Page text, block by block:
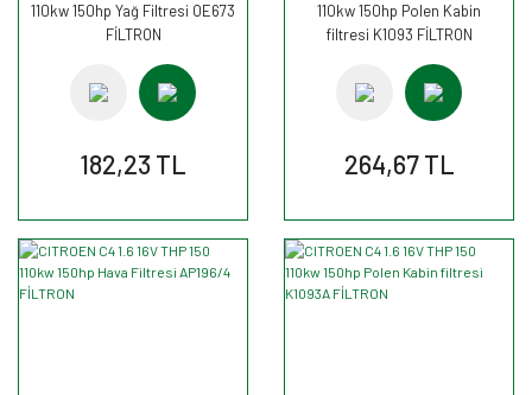
110kw 150hp Yağ Filtresi OE673
FİLTRON
182,23 TL
110kw 150hp Polen Kabin
filtresi K1093 FİLTRON
264,67 TL